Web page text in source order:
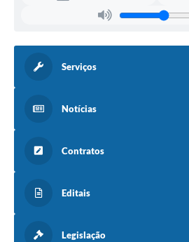
Serviços
Notícias
Contratos
Editais
Legislação